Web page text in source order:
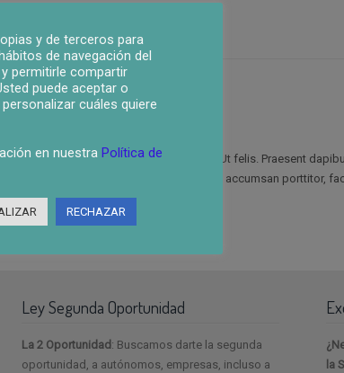
ut labore et dolore magna aliqua. Ut felis. Praesent
erat volutpat. Nam dui mi, tincidunt quis, accumsan porttitor,
Ley Segunda Oportunidad
La 2 Oportunidad : Buscamos darte la segunda
oportunidad, a autónomos, empresas, incluso a
la
y de terceros para
de navegación del
permitirle compartir
puede aceptar o
cuáles quiere
en nuestra Política de
RECHAZAR